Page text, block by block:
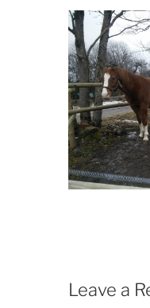
Leave a